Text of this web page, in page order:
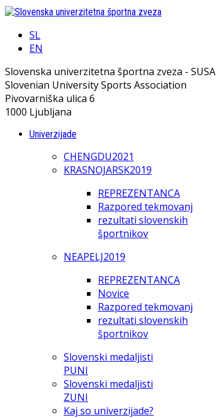
SL
EN
Slovenska univerzitetna športna zveza - SUSA
Slovenian University Sports Association
Pivovarniška ulica 6
1000 Ljubljana
Univerzijade
CHENGDU2021
KRASNOJARSK2019
REPREZENTANCA
Razpored tekmovanj
rezultati slovenskih
športnikov
NEAPELJ2019
REPREZENTANCA
Novice
Razpored tekmovanj
rezultati slovenskih
športnikov
Slovenski medaljisti
PUNI
Slovenski medaljisti
ZUNI
Kaj so univerzijade?